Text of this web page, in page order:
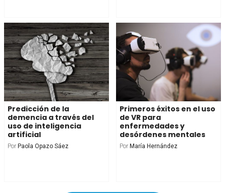
Predicción de la
demencia a través del
uso de inteligencia
artificial
Por Paola Opazo Sáez
Primeros éxitos en el uso
de VR para
enfermedades y
desórdenes mentales
Por María Hernández